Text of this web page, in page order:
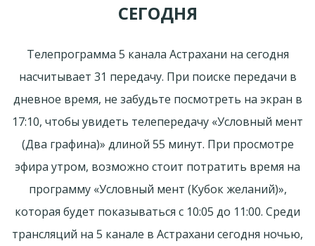
СЕГОДНЯ
Телепрограмма 5 канала Астрахани на сегодня
насчитывает 31 передачу. При поиске передачи в
дневное время, не забудьте посмотреть на экран в
17:10, чтобы увидеть телепередачу «Условный мент
(Два графина)» длиной 55 минут. При просмотре
эфира утром, возможно стоит потратить время на
программу «Условный мент (Кубок желаний)»,
которая будет показываться с 10:05 до 11:00. Среди
трансляций на 5 канале в Астрахани сегодня ночью,